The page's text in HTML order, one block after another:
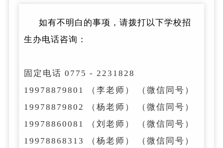
如有不明白的事项，请拨打以下学校招
生办电话咨询：
固定电话 0775 - 2231828
19978879801 （李老师） （微信同号）
19978879802 （杨老师） （微信同号）
19978860081 （刘老师） （微信同号）
19978868313 （杨老师） （微信同号）